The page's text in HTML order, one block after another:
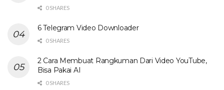
0 SHARES
6 Telegram Video Downloader
0 SHARES
2 Cara Membuat Rangkuman Dari Video YouTube,
Bisa Pakai AI
0 SHARES